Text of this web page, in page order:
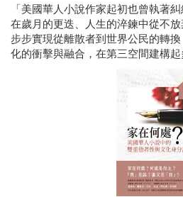
「美國華人小說作家起初也曾執著
在歲月的更迭、人生的淬鍊中從不
步步實現從離散者到世界公民的轉
化的衝擊與融合，在第三空間建構起